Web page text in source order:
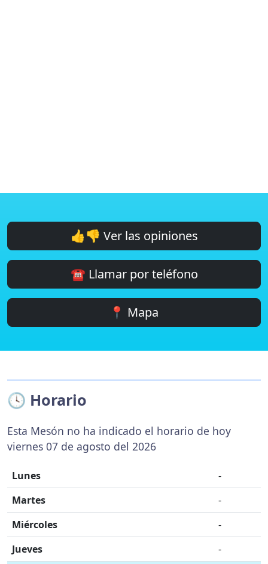
👍👎 Ver las opiniones
☎️ Llamar por teléfono
📍 Mapa
🕓 Horario
Esta Mesón no ha indicado el horario de hoy
viernes 07 de agosto del 2026
Lunes
-
Martes
-
Miércoles
-
Jueves
-